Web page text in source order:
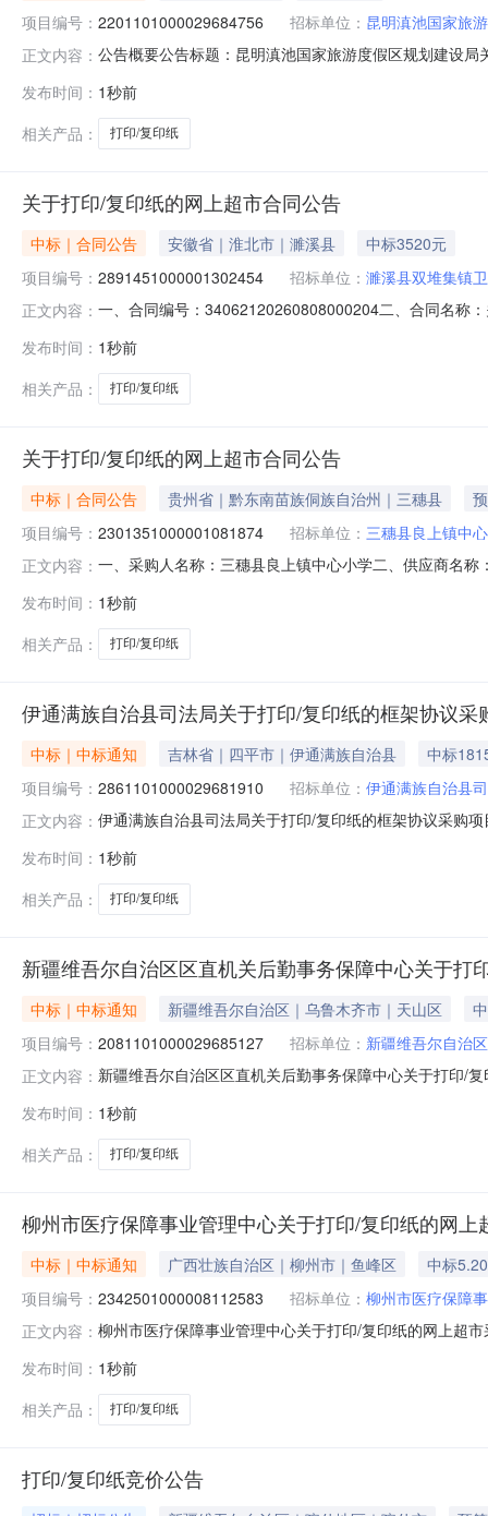
项目编号： 2201101000029684756 招标单位： 昆明滇池国家旅
正文内容： 公告概要公告标题：昆明滇池国家旅游度假区规划建设
旅游度假区规划建设局关于打印/复印纸的框架协议采购
发布时间： 1秒前
相关产品：
打印/复印纸
关于打印/复印纸的网上超市合同公告
中标｜合同公告 安徽省｜淮北市｜濉溪县
中标3520元
项目编号： 2891451000001302454 招标单位： 濉溪县双堆集镇
正文内容： 一、合同编号：34062120260808000204二、合同名称
址：安徽省淮北市相山区安徽省淮北市相山区渠沟镇田
发布时间： 1秒前
相关产品：
打印/复印纸
关于打印/复印纸的网上超市合同公告
中标｜合同公告 贵州省｜黔东南苗族侗族自治州｜三穗县
项目编号： 2301351000001081874 招标单位： 三穗县良上镇中
正文内容： 一、采购人名称：三穗县良上镇中心小学二、供应商名
A4/75G,箱10.002002000服务要求或标的基本概况：七
发布时间： 1秒前
相关产品：
打印/复印纸
伊通满族自治县司法局关于打印/复印纸的框架协议采
中标｜中标通知 吉林省｜四平市｜伊通满族自治县
中标
项目编号： 2861101000029681910 招标单位： 伊通满族自治县
正文内容： 伊通满族自治县司法局关于打印/复印纸的框架协议采购
（元）:项目所在行政区划编码:220323项目所在行政区
发布时间： 1秒前
相关产品：
打印/复印纸
新疆维吾尔自治区区直机关后勤事务保障中心关于打
中标｜中标通知 新疆维吾尔自治区｜乌鲁木齐市｜天山区
项目编号： 2081101000029685127 招标单位： 新疆维吾尔自治
正文内容： 新疆维吾尔自治区区直机关后勤事务保障中心关于打印/
计划文号:采购计划金额（元）:项目所在行政区划编码
发布时间： 1秒前
相关产品：
打印/复印纸
柳州市医疗保障事业管理中心关于打印/复印纸的网上
中标｜中标通知 广西壮族自治区｜柳州市｜鱼峰区
中标
项目编号： 2342501000008112583 招标单位： 柳州市医疗保障
正文内容： 柳州市医疗保障事业管理中心关于打印/复印纸的网上超
号:2342501000008112583项目联系人:梁良项目联系电
发布时间： 1秒前
相关产品：
打印/复印纸
打印/复印纸竞价公告